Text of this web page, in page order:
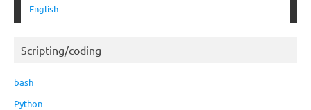
English
Scripting/coding
bash
Python